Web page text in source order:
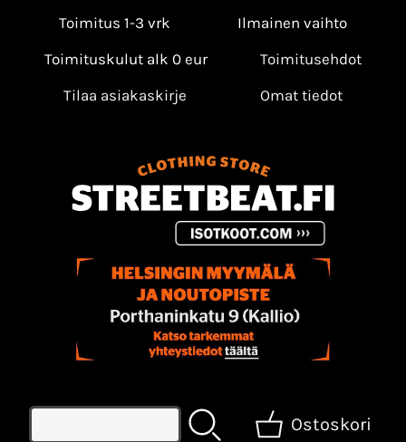
Toimitus 1-3 vrk
Ilmainen vaihto
Toimituskulut alk 0 eur
Toimitusehdot
Tilaa asiakaskirje
Omat tiedot
Ostoskori